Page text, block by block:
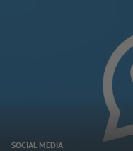
SOCIAL MEDIA